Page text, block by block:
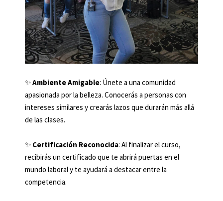
✨Ambiente Amigable: Únete a una comunidad
apasionada por la belleza. Conocerás a personas con
intereses similares y crearás lazos que durarán más allá
de las clases.
✨ Certificación Reconocida: Al finalizar el curso,
recibirás un certificado que te abrirá puertas en el
mundo laboral y te ayudará a destacar entre la
competencia.